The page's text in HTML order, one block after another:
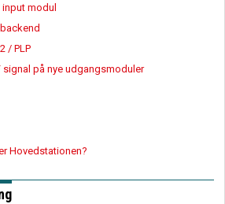
modul
/ PLP
signal på nye udgangsmoduler
Hovedstationen?